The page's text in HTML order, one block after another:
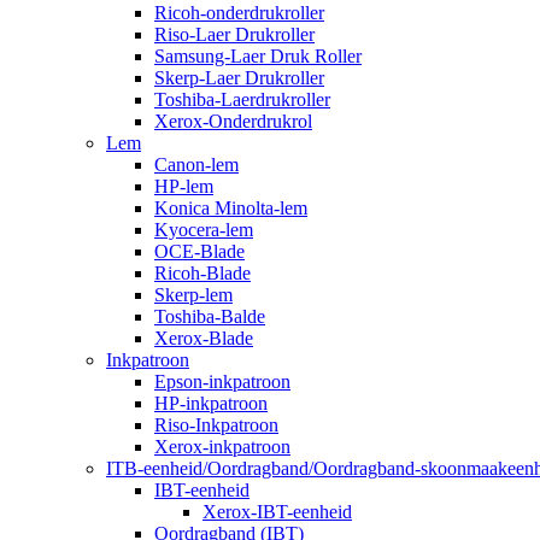
Ricoh-onderdrukroller
Riso-Laer Drukroller
Samsung-Laer Druk Roller
Skerp-Laer Drukroller
Toshiba-Laerdrukroller
Xerox-Onderdrukrol
Lem
Canon-lem
HP-lem
Konica Minolta-lem
Kyocera-lem
OCE-Blade
Ricoh-Blade
Skerp-lem
Toshiba-Balde
Xerox-Blade
Inkpatroon
Epson-inkpatroon
HP-inkpatroon
Riso-Inkpatroon
Xerox-inkpatroon
ITB-eenheid/Oordragband/Oordragband-
IBT-eenheid
Xerox-IBT-eenheid
Oordragband (IBT)